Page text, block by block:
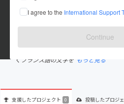
I agree to the International Support
Continue
在住国：未設定
出身国：未設定
C'est ta vie rend la belle. フランス男性
はとても親切で、伝統的な文化があり
くフランス語の文字を もっと見る
支援したプロジェクト 0 投稿したプロジ